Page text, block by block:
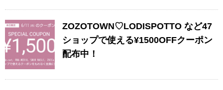
ZOZOTOWN♡LODISPOTTO など47
ショップで使える¥1500OFFクーポン
配布中！